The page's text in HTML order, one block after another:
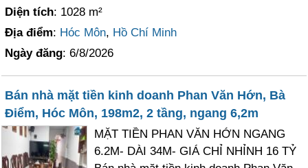
Diện tích: 1028 m²
Địa điểm: Hóc Môn, Hồ Chí Minh
Ngày đăng: 6/8/2026
Bán nhà mặt tiền kinh doanh Phan Văn Hớn, Bà
Điểm, Hóc Môn, 198m2, 2 tầng, ngang 6,2m
MẶT TIỀN PHAN VĂN HỚN NGANG
6.2M- DÀI 34M- GIÁ CHỈ NHỈNH 16 TỶ